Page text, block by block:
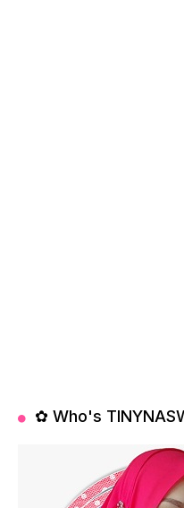
✿ Who's